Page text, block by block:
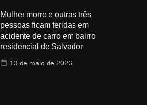
Mulher morre e outras três
pessoas ficam feridas em
acidente de carro em bairro
residencial de Salvador
13 de maio de 2026